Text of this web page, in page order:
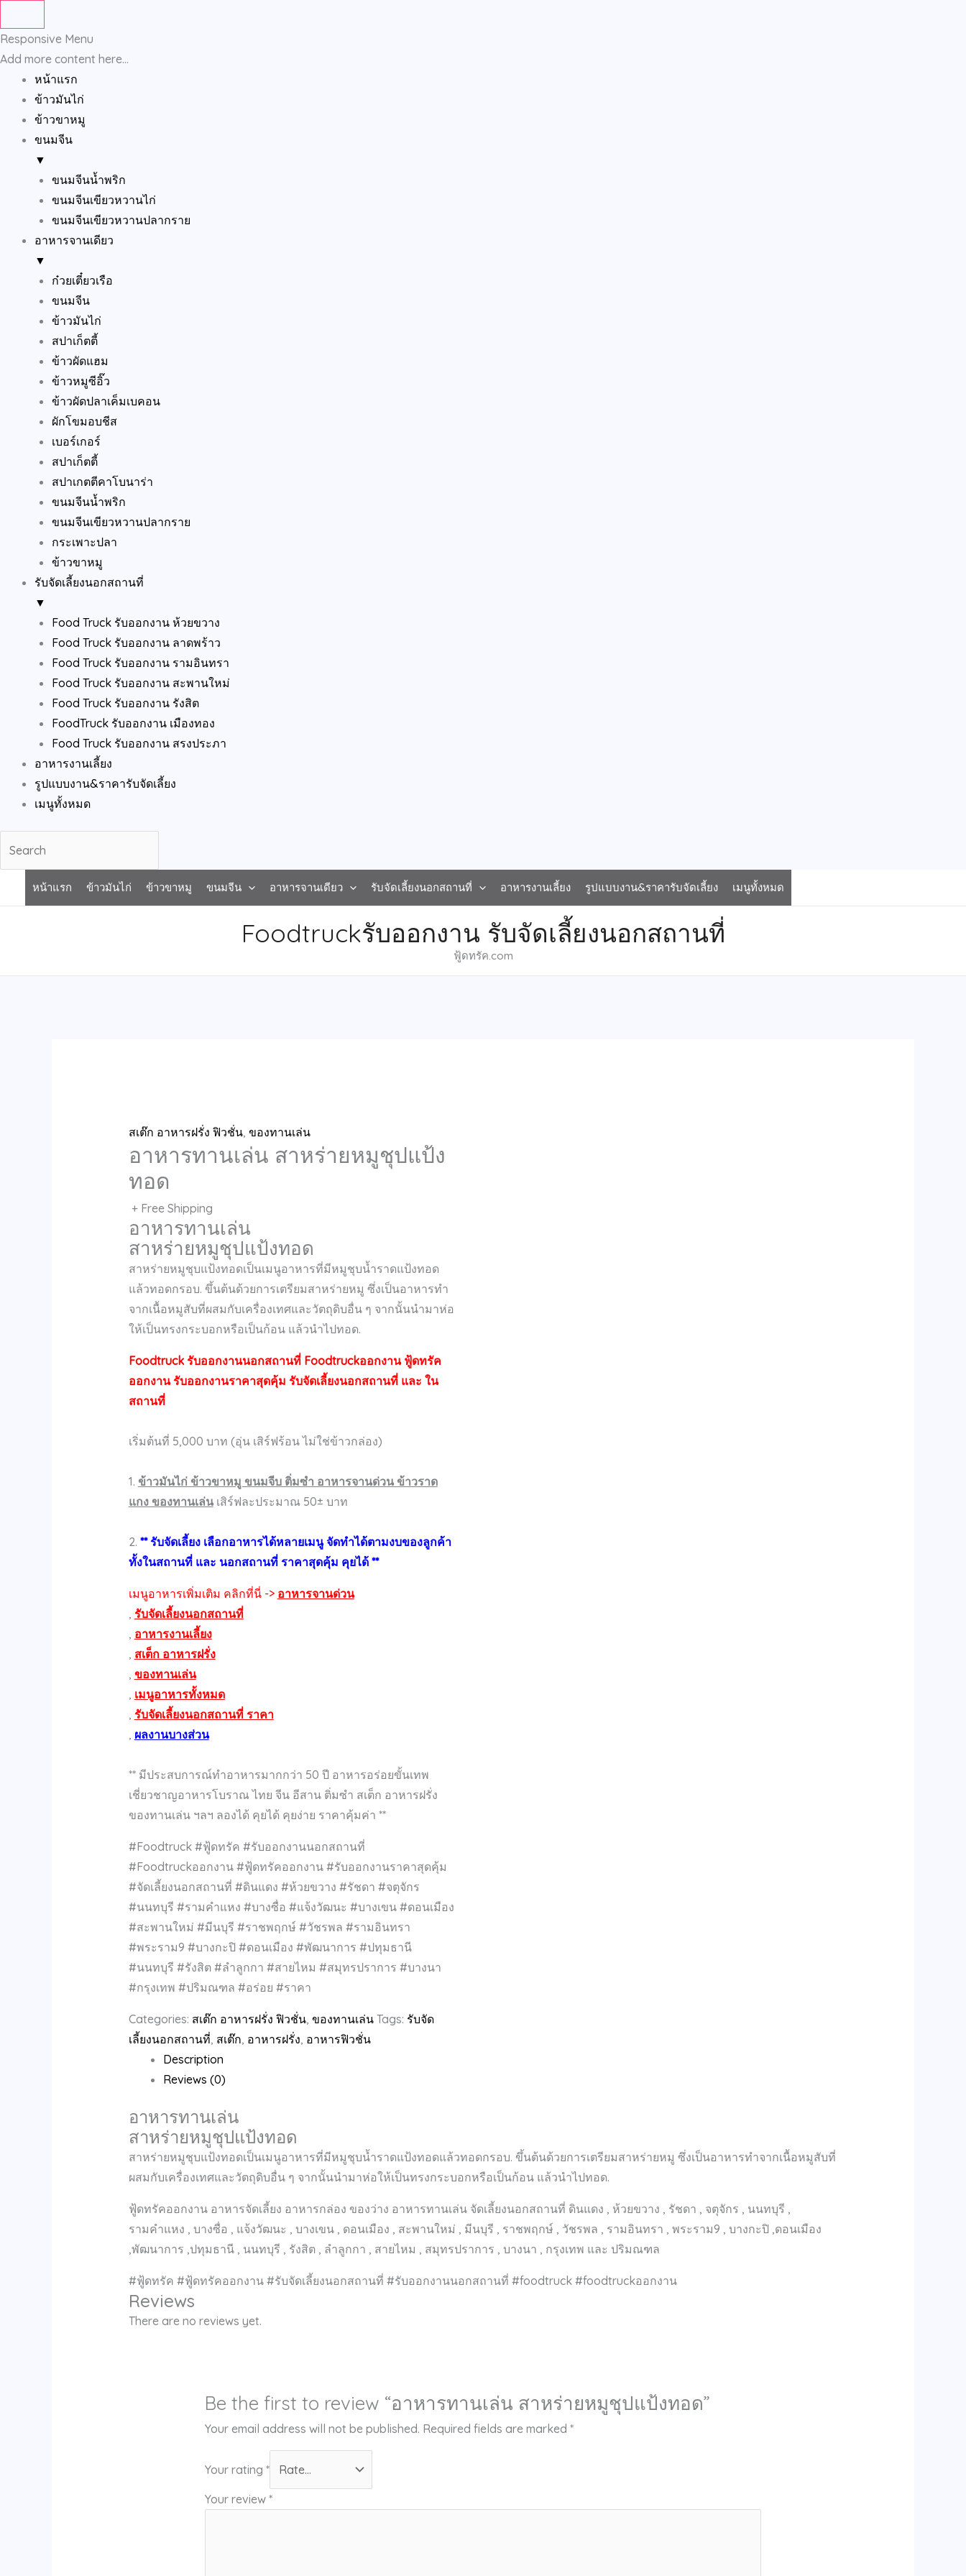
Responsive Menu
Add more content here...
หน้าแรก
ข้าวมันไก่
ข้าวขาหมู
ขนมจีน
▼
ขนมจีนน้ำพริก
ขนมจีนเขียวหวานไก่
ขนมจีนเขียวหวานปลากราย
อาหารจานเดียว
▼
ก๋วยเตี๋ยวเรือ
ขนมจีน
ข้าวมันไก่
สปาเก็ตตี้
ข้าวผัดแฮม
ข้าวหมูซีอิ๊ว
ข้าวผัดปลาเค็มเบคอน
ผักโขมอบชีส
เบอร์เกอร์
สปาเก็ตตี้
สปาเกตตีคาโบนาร่า
ขนมจีนน้ำพริก
ขนมจีนเขียวหวานปลากราย
กระเพาะปลา
ข้าวขาหมู
รับจัดเลี้ยงนอกสถานที่
▼
Food Truck รับออกงาน ห้วยขวาง
Food Truck รับออกงาน ลาดพร้าว
Food Truck รับออกงาน รามอินทรา
Food Truck รับออกงาน สะพานใหม่
Food Truck รับออกงาน รังสิต
FoodTruck รับออกงาน เมืองทอง
Food Truck รับออกงาน สรงประภา
อาหารงานเลี้ยง
รูปแบบงาน&ราคารับจัดเลี้ยง
เมนูทั้งหมด
to
content
หน้าแรก ข้าวมันไก่ ข้าวขาหมู ขนมจีน อาหารจานเดียว รับจัดเลี้ยงนอกสถานที่ อาหารงานเลี้ยง รูปแบบงาน&ราคารับจัดเลี้ยง เมนูทั้งหมด
Foodtruckรับออกงาน รับจัดเลี้ยงนอกสถานที่
ฟู้ดทรัค.com
สเต๊ก อาหารฝรั่ง ฟิวชั่น, ของทานเล่น
อาหารทานเล่น สาหร่ายหมูชุปแป้ง
ทอด
+ Free Shipping
อาหารทานเล่น
สาหร่ายหมูชุปแป้งทอด
สาหร่ายหมูชุบแป้งทอดเป็นเมนูอาหารที่มีหมูชุบน้ำราดแป้งทอด
แล้วทอดกรอบ. ขึ้นต้นด้วยการเตรียมสาหร่ายหมู ซึ่งเป็นอาหารทำ
จากเนื้อหมูสับที่ผสมกับเครื่องเทศและวัตถุดิบอื่น ๆ จากนั้นนำมาห่อ
ให้เป็นทรงกระบอกหรือเป็นก้อน แล้วนำไปทอด.
Foodtruck รับออกงานนอกสถานที่ Foodtruckออกงาน ฟู้ดทรัค
ออกงาน รับออกงานราคาสุดคุ้ม รับจัดเลี้ยงนอกสถานที่ และ ใน
สถานที่
เริ่มต้นที่ 5,000 บาท (อุ่น เสิร์ฟร้อน ไม่ใช่ข้าวกล่อง)
1. ข้าวมันไก่ ข้าวขาหมู ขนมจีบ ติ่มซำ อาหารจานด่วน ข้าวราด
แกง ของทานเล่น เสิร์ฟละประมาณ 50± บาท
2. ** รับจัดเลี้ยง เลือกอาหารได้หลายเมนู จัดทำได้ตามงบของลูกค้า
ทั้งในสถานที่ และ นอกสถานที่ ราคาสุดคุ้ม คุยได้ **
เมนูอาหารเพิ่มเติม คลิกที่นี่ -> อาหารจานด่วน
, รับจัดเลี้ยงนอกสถานที่
, อาหารงานเลี้ยง
, สเต็ก อาหารฝรั่ง
, ของทานเล่น
, เมนูอาหารทั้งหมด
, รับจัดเลี้ยงนอกสถานที่ ราคา
, ผลงานบางส่วน
** มีประสบการณ์ทำอาหารมากกว่า 50 ปี อาหารอร่อยขั้นเทพ
เชี่ยวชาญอาหารโบราณ ไทย จีน อีสาน ติ่มซำ สเต็ก อาหารฝรั่ง
ของทานเล่น ฯลฯ ลองได้ คุยได้ คุยง่าย ราคาคุ้มค่า **
#Foodtruck #ฟู้ดทรัค #รับออกงานนอกสถานที่
#Foodtruckออกงาน #ฟู้ดทรัคออกงาน #รับออกงานราคาสุดคุ้ม
#จัดเลี้ยงนอกสถานที่ #ดินแดง #ห้วยขวาง #รัชดา #จตุจักร
#นนทบุรี #รามคำแหง #บางซื่อ #แจ้งวัฒนะ #บางเขน #ดอนเมือง
#สะพานใหม่ #มีนบุรี #ราชพฤกษ์ #วัชรพล #รามอินทรา
#พระราม9 #บางกะปิ #ดอนเมือง #พัฒนาการ #ปทุมธานี
#นนทบุรี #รังสิต #ลำลูกกา #สายไหม #สมุทรปราการ #บางนา
#กรุงเทพ #ปริมณฑล #อร่อย #ราคา
Categories: สเต๊ก อาหารฝรั่ง ฟิวชั่น, ของทานเล่น Tags: รับจัด
เลี้ยงนอกสถานที่, สเต๊ก, อาหารฝรั่ง, อาหารฟิวชั่น
Description
Reviews (0)
อาหารทานเล่น
สาหร่ายหมูชุปแป้งทอด
สาหร่ายหมูชุบแป้งทอดเป็นเมนูอาหารที่มีหมูชุบน้ำราดแป้งทอดแล้วทอดกรอบ. ขึ้นต้นด้วยการเตรียมสาหร่ายหมู ซึ่งเป็นอาหารทำจากเนื้อหมูสับที่
ผสมกับเครื่องเทศและวัตถุดิบอื่น ๆ จากนั้นนำมาห่อให้เป็นทรงกระบอกหรือเป็นก้อน แล้วนำไปทอด.
ฟู้ดทรัคออกงาน อาหารจัดเลี้ยง อาหารกล่อง ของว่าง อาหารทานเล่น จัดเลี้ยงนอกสถานที่ ดินแดง , ห้วยขวาง , รัชดา , จตุจักร , นนทบุรี ,
รามคำแหง , บางซื่อ , แจ้งวัฒนะ , บางเขน , ดอนเมือง , สะพานใหม่ , มีนบุรี , ราชพฤกษ์ , วัชรพล , รามอินทรา , พระราม9 , บางกะปิ ,ดอนเมือง
,พัฒนาการ ,ปทุมธานี , นนทบุรี , รังสิต , ลำลูกกา , สายไหม , สมุทรปราการ , บางนา , กรุงเทพ และ ปริมณฑล
#ฟู้ดทรัค #ฟู้ดทรัคออกงาน #รับจัดเลี้ยงนอกสถานที่ #รับออกงานนอกสถานที่ #foodtruck #foodtruckออกงาน
Reviews
There are no reviews yet.
Be the first to review “อาหารทานเล่น สาหร่ายหมูชุปแป้งทอด”
Your email address will not be published. Required fields are marked*
Your rating*
Your review*